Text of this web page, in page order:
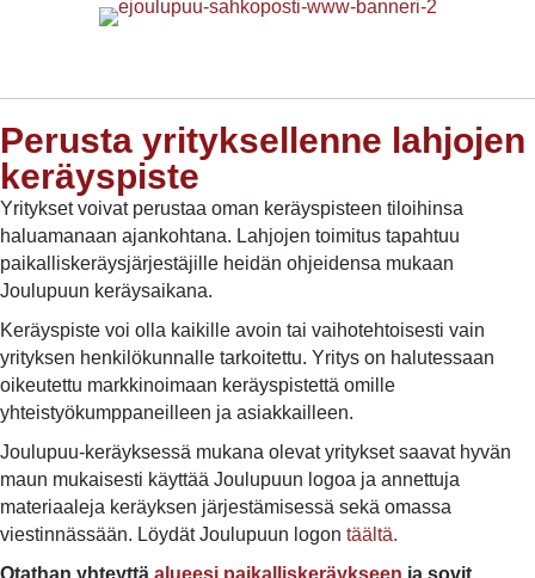
Perusta yrityksellenne lahjojen
keräyspiste
Yritykset voivat perustaa oman keräyspisteen tiloihinsa
haluamanaan ajankohtana. Lahjojen toimitus tapahtuu
paikalliskeräysjärjestäjille heidän ohjeidensa mukaan
Joulupuun keräysaikana.
Keräyspiste voi olla kaikille avoin tai vaihotehtoisesti vain
yrityksen henkilökunnalle tarkoitettu. Yritys on halutessaan
oikeutettu markkinoimaan keräyspistettä omille
yhteistyökumppaneilleen ja asiakkailleen.
Joulupuu-keräyksessä mukana olevat yritykset saavat hyvän
maun mukaisesti käyttää Joulupuun logoa ja annettuja
materiaaleja keräyksen järjestämisessä sekä omassa
viestinnässään. Löydät Joulupuun logon täältä.
Otathan yhteyttä alueesi paikalliskeräykseen ja sovit